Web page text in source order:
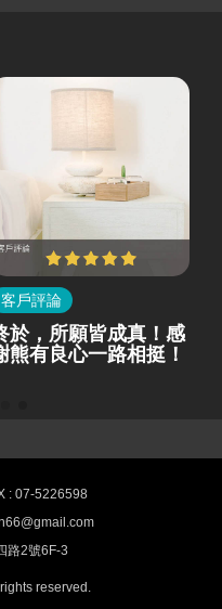
客戶評論
於，所願皆成真！感
熊有良心一路相挺！
最新消息
推薦 HONESTY
: 07-5226598
路2號6F-3
reserved.